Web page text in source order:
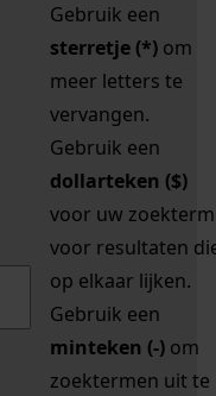
Gebruik een
sterretje (*) om
meer letters te
vervangen.
Gebruik een
dollarteken ($)
voor uw zoekterm
voor resultaten
op elkaar lijken.
Gebruik een
minteken (-) om
zoektermen uit te